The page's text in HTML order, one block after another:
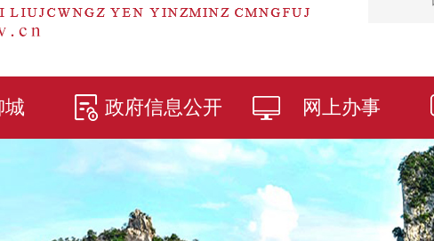
城 政府信息公开 网上办事